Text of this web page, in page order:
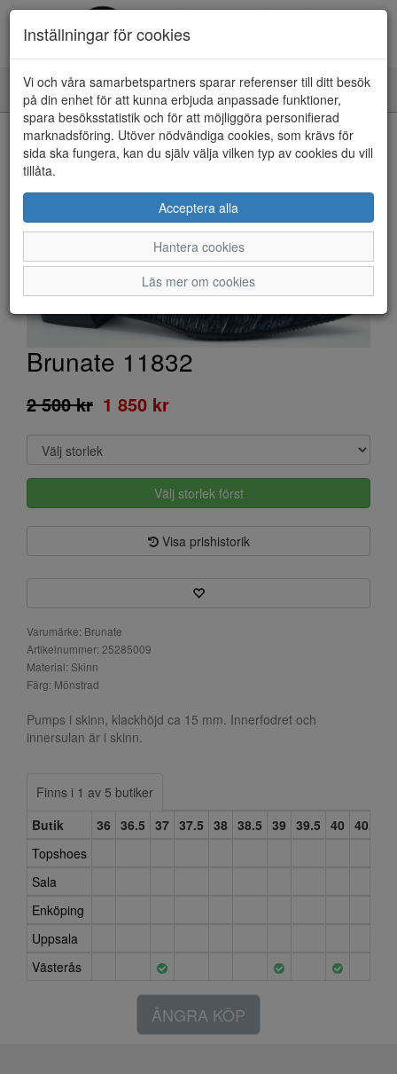
Toggle
navigation
HEM
Brunate 11832
2 500 kr 1 850 kr
Välj storlek först
Visa prishistorik
Varumärke: Brunate
Artikelnummer: 25285009
Material: Skinn
Färg: Mönstrad
Pumps i skinn, klackhöjd ca 15 mm. Innerfodret och
innersulan är i skinn.
Finns i 1 av 5 butiker
Butik
36 36.5 37 37.5 38 38.5 39 39.5 40 40.5
Topshoes
Sala
Enköping
Uppsala
Västerås
ÅNGRA KÖP
Inställningar för cookies
Vi och våra samarbetspartners sparar referenser till ditt besök
på din enhet för att kunna erbjuda anpassade funktioner,
spara besöksstatistik och för att möjliggöra personifierad
marknadsföring. Utöver nödvändiga cookies, som krävs för
sida ska fungera, kan du själv välja vilken typ av cookies du vill
tillåta.
Acceptera alla
Hantera cookies
Läs mer om cookies